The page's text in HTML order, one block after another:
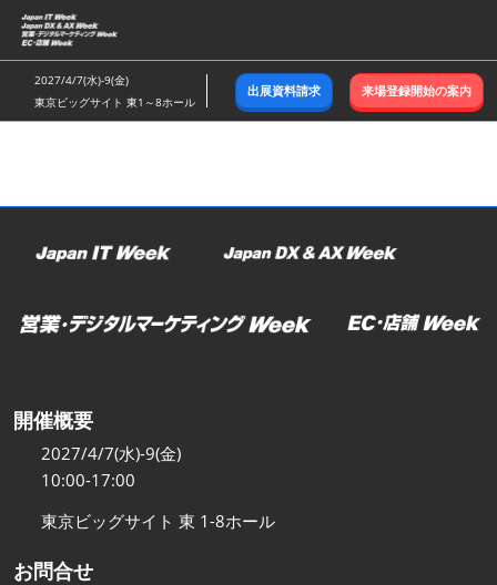
ス
キ
ッ
し
む
2027/4/7(水)-9(金)
東京ビッグサイト 東1～8ホール
出展資料請求 来場登録開始の案内
開催概要
2027/4/7(水)-9(金)
10:00-17:00
東京ビッグサイト 東 1-8ホール
お問合せ